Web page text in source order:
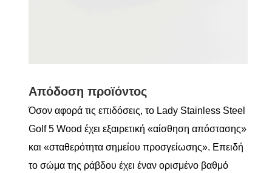
Απόδοση προϊόντος
Όσον αφορά τις επιδόσεις, το Lady Stainless Steel
Golf 5 Wood έχει εξαιρετική «αίσθηση απόστασης»
και «σταθερότητα σημείου προσγείωσης». Επειδή
το σώμα της ράβδου έχει έναν ορισμένο βαθμό